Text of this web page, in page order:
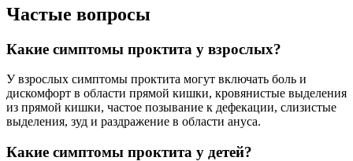
Частые вопросы
Какие симптомы проктита у взрослых?
У взрослых симптомы проктита могут включать боль и
дискомфорт в области прямой кишки, кровянистые выделения
из прямой кишки, частое позывание к дефекации, слизистые
выделения, зуд и раздражение в области ануса.
Какие симптомы проктита у детей?